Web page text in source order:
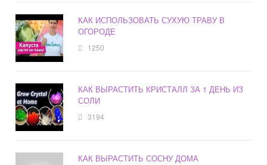
КАК ИСПОЛЬЗОВАТЬ СУХУЮ ТРАВУ В
ОГОРОДЕ
1250
КАК ВЫРАСТИТЬ КРИСТАЛЛ ЗА 1 ДЕНЬ ИЗ
СОЛИ
3194
КАК ВЫРАСТИТЬ СОСНУ ДОМА